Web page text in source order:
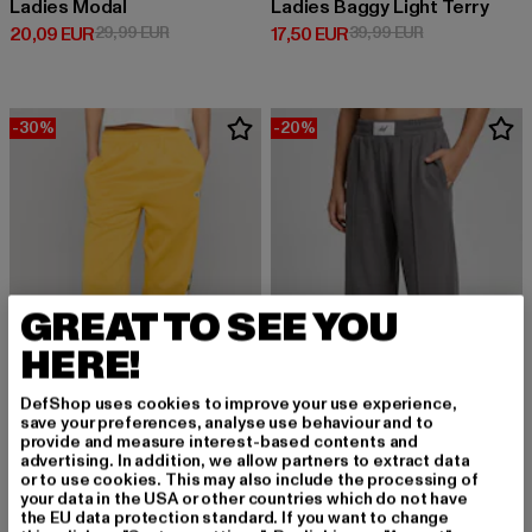
Ladies Modal
20,09 EUR
Derzeitiger Preis: 20,09 EUR
29,99 EURAktionspreis: 29,99 EUR
Ladies Baggy Light Terry
17,50 EUR
Derzeitiger Preis: 17,50 EUR
39,99 EURAktionspreis:
-30%
HUMMEL
Baggy Logotape
-20%
DEF
NICE
GREAT TO SEE YOU
HERE!
DefShop uses cookies to improve your use experience,
save your preferences, analyse use behaviour and to
provide and measure interest-based contents and
advertising. In addition, we allow partners to extract data
or to use cookies. This may also include the processing of
your data in the USA or other countries which do not have
the EU data protection standard. If you want to change